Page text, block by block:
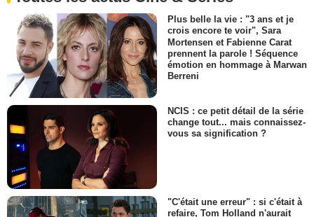
Plus belle la vie : "3 ans et je
crois encore te voir", Sara
Mortensen et Fabienne Carat
prennent la parole ! Séquence
émotion en hommage à Marwan
Berreni
NCIS : ce petit détail de la série
change tout... mais connaissez-
vous sa signification ?
"C'était une erreur" : si c'était à
refaire, Tom Holland n'aurait